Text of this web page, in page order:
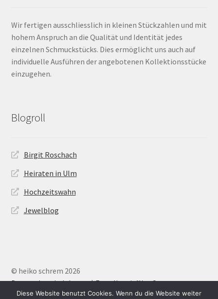
Wir fertigen ausschliesslich in kleinen Stückzahlen und mit
hohem Anspruch an die Qualität und Identität jedes
einzelnen Schmuckstücks. Dies ermöglicht uns auch auf
individuelle Ausführen der angebotenen Kollektionsstücke
einzugehen.
Blogroll
Birgit Roschach
Heiraten in Ulm
Hochzeitswahn
Jewelblog
© heiko schrem 2026
Datenschutzbelehrung
Erstellt mit WooCommerce.
Diese Website benutzt Cookies. Wenn du die Website weiter